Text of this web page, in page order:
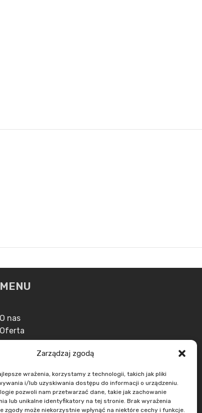
Zarządzaj zgodą
wrażenia, korzystamy z technologii, takich jak pliki
i/lub uzyskiwania dostępu do informacji o urządzeniu.
pozwoli nam przetwarzać dane, takie jak zachowanie
lub unikalne identyfikatory na tej stronie. Brak wyrażenia
zgody może niekorzystnie wpłynąć na niektóre cechy i funkcje.
MENU
O nas
Oferta